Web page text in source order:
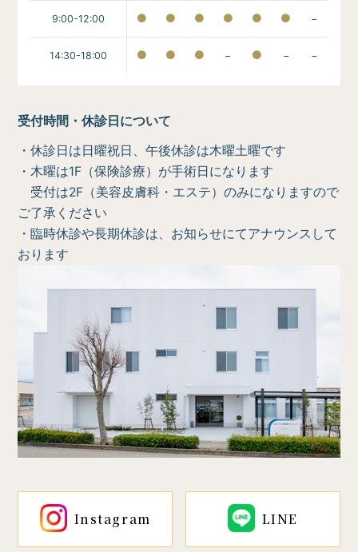
9:00-12:00 −
14:30-18:00 − − −
受付時間・休診日について
・休診日は日曜祝日、午後休診は木曜土曜です
・木曜は1F（保険診療）が手術日になります
受付は2F（美容皮膚科・エステ）のみになりますので
ご了承ください
・臨時休診や長期休診は、お知らせにてアナウンスして
おります
Instagram LINE